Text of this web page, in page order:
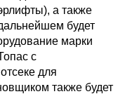
а также
будет
марки
с
для
также будет